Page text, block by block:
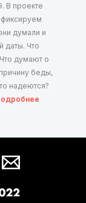
В проекте
думали и
даты. Что
думают о
беды,
надеются?